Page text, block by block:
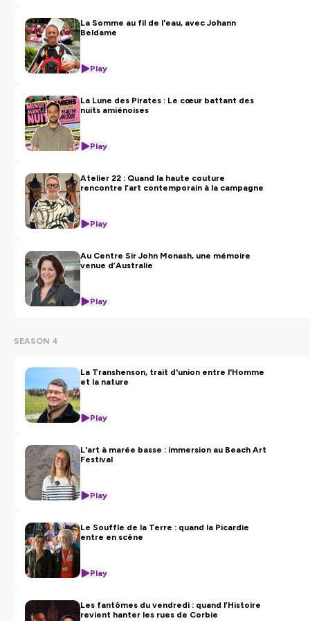
La Somme au fil de l'eau, avec Johann
Beldame
Play
La Lune des Pirates : Le cœur battant des
nuits amiénoises
Play
Atelier 22 : Quand la haute couture
rencontre l’art contemporain à la campagne
Play
Au Centre Sir John Monash, une mémoire
venue d’Australie
Play
SEASON 4
La Transhenson, trait d'union entre l'Homme
et la nature
Play
L'art à marée basse : immersion au Beach Art
Festival
Play
Le Souffle de la Terre : quand la Picardie
entre en scène
Play
Les fantômes du vendredi : quand l’Histoire
revient hanter les rues de Corbie